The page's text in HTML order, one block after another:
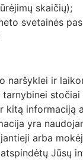
skaičių);
svetainės
ir
yra
arba
Jūsų